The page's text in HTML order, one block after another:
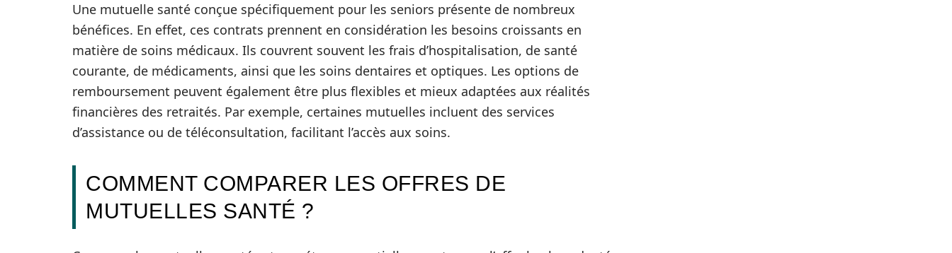
Une mutuelle santé conçue spécifiquement pour les seniors présente de nombreux
bénéfices. En effet, ces contrats prennent en considération les besoins croissants en
matière de soins médicaux. Ils couvrent souvent les frais d’hospitalisation, de santé
courante, de médicaments, ainsi que les soins dentaires et optiques. Les options de
remboursement peuvent également être plus flexibles et mieux adaptées aux réalités
financières des retraités. Par exemple, certaines mutuelles incluent des services
d’assistance ou de téléconsultation, facilitant l’accès aux soins.
COMMENT COMPARER LES OFFRES DE
MUTUELLES SANTÉ ?